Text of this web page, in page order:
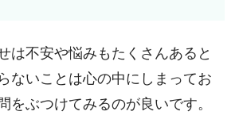
は不安や悩みもたくさんあると
ないことは心の中にしまってお
をぶつけてみるのが良いです。